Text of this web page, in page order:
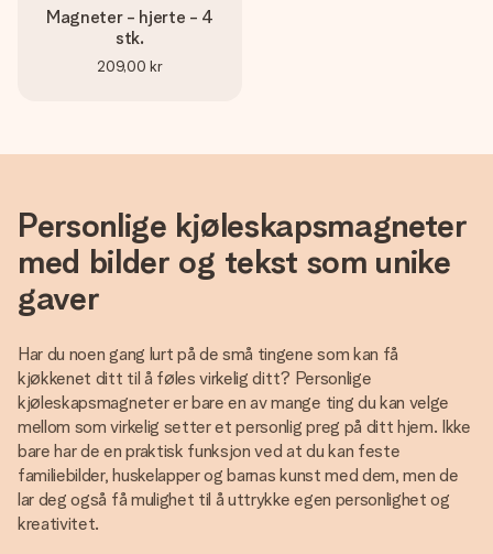
Magneter - hjerte - 4
stk.
209,00 kr
Personlige kjøleskapsmagneter
med bilder og tekst som unike
gaver
Har du noen gang lurt på de små tingene som kan få
kjøkkenet ditt til å føles virkelig ditt? Personlige
kjøleskapsmagneter er bare en av mange ting du kan velge
mellom som virkelig setter et personlig preg på ditt hjem. Ikke
bare har de en praktisk funksjon ved at du kan feste
familiebilder, huskelapper og barnas kunst med dem, men de
lar deg også få mulighet til å uttrykke egen personlighet og
kreativitet.